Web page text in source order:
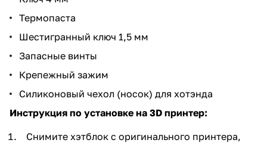
Термопаста
Шестигранный ключ 1,5 мм
Запасные винты
Крепежный зажим
Силиконовый чехол (носок) для хотэнда
Инструкция по установке на 3D принтер:
Снимите хэтблок с оригинального принтера,